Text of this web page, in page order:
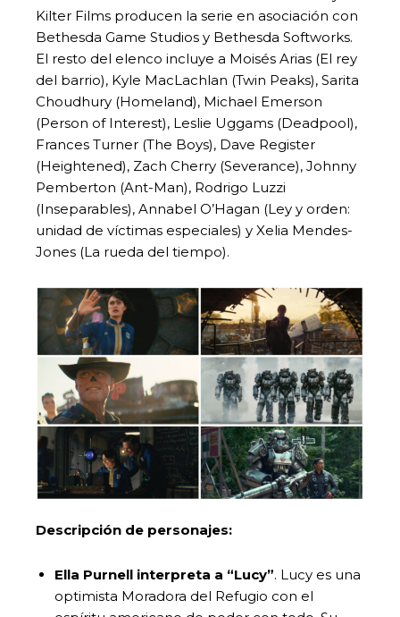
Kilter Films producen la serie en asociación con
Bethesda Game Studios y Bethesda Softworks.
El resto del elenco incluye a Moisés Arias (El rey
del barrio), Kyle MacLachlan (Twin Peaks), Sarita
Choudhury (Homeland), Michael Emerson
(Person of Interest), Leslie Uggams (Deadpool),
Frances Turner (The Boys), Dave Register
(Heightened), Zach Cherry (Severance), Johnny
Pemberton (Ant-Man), Rodrigo Luzzi
(Inseparables), Annabel O’Hagan (Ley y orden:
unidad de víctimas especiales) y Xelia Mendes-
Jones (La rueda del tiempo).
Descripción de personajes:
Ella Purnell interpreta a “Lucy”. Lucy es una
optimista Moradora del Refugio con el